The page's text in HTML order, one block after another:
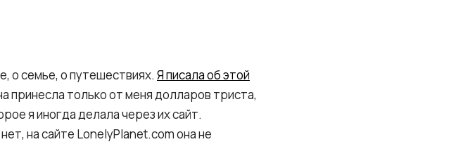
о семье, о путешествиях. Я писала об этой
принесла только от меня долларов триста,
я иногда делала через их сайт.
на сайте LonelyPlanet.com она не